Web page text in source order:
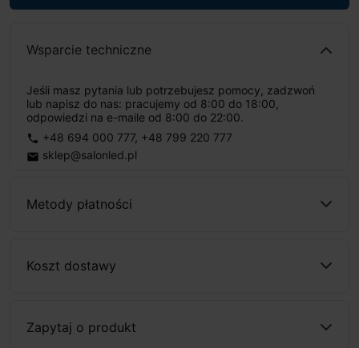
Wsparcie techniczne
Jeśli masz pytania lub potrzebujesz pomocy, zadzwoń
lub napisz do nas: pracujemy od 8:00 do 18:00,
odpowiedzi na e-maile od 8:00 do 22:00.
phone +48 694 000 777, +48 799 220 777
email sklep@salonled.pl
Metody płatności
Koszt dostawy
Zapytaj o produkt